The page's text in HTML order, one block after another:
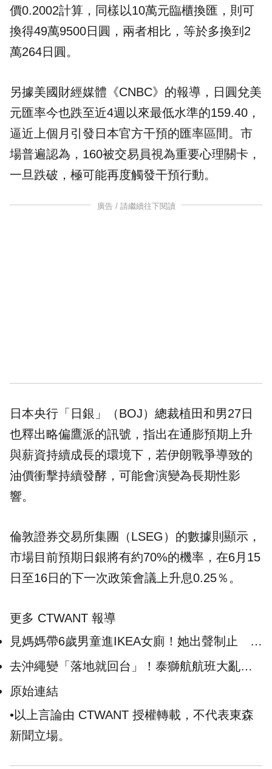
價0.2002計算，同樣以10萬元臨櫃換匯，則可
換得49萬9500日圓，兩者相比，等於多換到2
萬264日圓。
另據美國財經媒體《CNBC》的報導，日圓兌美
元匯率今也跌至近4週以來最低水準的159.40，
逼近上個月引發日本官方干預的匯率區間。市
場普遍認為，160被交易員視為重要心理關卡，
一旦跌破，極可能再度觸發干預行動。
廣告 / 請繼續往下閱讀
日本央行「日銀」（BOJ）總裁植田和男27日
也釋出略偏鷹派的訊號，指出在通膨預期上升
與薪資持續成長的環境下，若伊朗戰爭導致的
油價衝擊持續發酵，可能會演變為長期性影
響。
倫敦證券交易所集團（LSEG）的數據則顯示，
市場目前預期日銀將有約70%的機率，在6月15
日至16日的下一次政策會議上升息0.25％。
更多 CTWANT 報導
見媽媽帶6歲男童進IKEA女廁！她出聲制止 員
工曝法規：沒資格請人出去
去沖繩變「落地就回台」！泰獅航航班大亂
苦主：10月底前都別賭
原始連結
•以上言論由 CTWANT 授權轉載，不代表東森
新聞立場。